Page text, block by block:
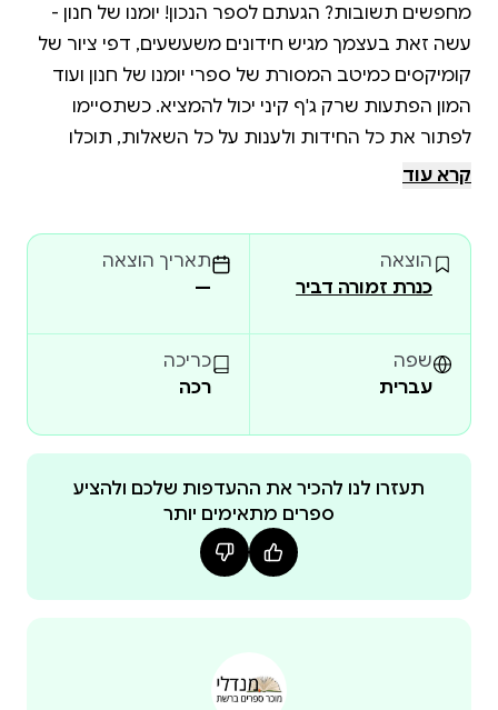
מחפשים תשובות? הגעתם לספר הנכון! יומנו של חנון -
עשה זאת בעצמך מגיש חידונים משעשעים, דפי ציור של
קומיקסים כמיטב המסורת של ספרי יומנו של חנון ועוד
המון הפתעות שרק ג'ף קיני יכול להמציא. כשתסיימו
לפתור את כל החידות ולענות על כל השאלות, תוכלו
לכתוב יומנו של חנון משלכם! רק אל תשכחו לשים את
הזה יהיה שווה הון.
קרא עוד
הוצאה
כנרת זמורה דביר
תאריך הוצאה
—
שפה
עברית
כריכה
רכה
תעזרו לנו להכיר את ההעדפות שלכם ולהציע
ספרים מתאימים יותר